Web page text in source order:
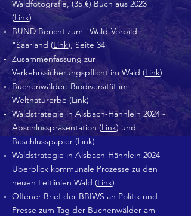
Waldfotografie, (35 €) Buch aus 2023
(Link)
BUND Bericht zum "Wald-Vorbild
"Saarland (Link), Seite 34
Zusammenfassung zur
Verkehrssicherungspflicht im Wald (Link)
Buchenwälder: Biodiversität im
Weltnaturerbe (Link)
Waldstrategie in Alsbach-Hähnlein 2024 -
Abschlusspräsentation (Link) und
Beschlusspapier (Link)
Waldstrategie in Alsbach-Hähnlein 2024 -
Überblick kommunale Prozesse zu den
neuen Leitlinien Wald (Link)
Offener Brief der BBIWS an Politik und
Presse zum Tag der Buchenwälder am